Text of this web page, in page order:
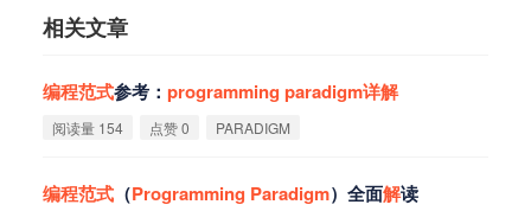
相关文章
编程范式参考： programming paradigm详解
阅读量 154 点赞 0 PARADIGM
编程范式 （Programming Paradigm）全面解读